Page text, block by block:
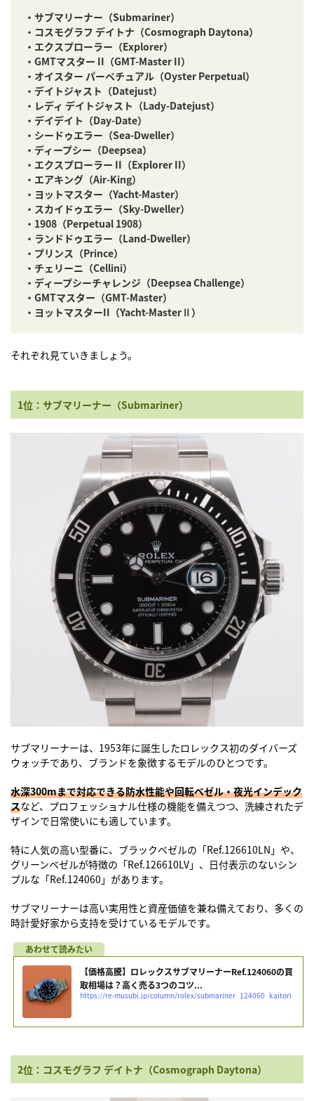
・サブマリーナー（Submariner）
・コスモグラフ デイトナ（Cosmograph Daytona）
・エクスプローラー（Explorer）
・GMTマスター II（GMT-Master II）
・オイスター パーペチュアル（Oyster Perpetual）
・デイトジャスト（Datejust）
・レディ デイトジャスト（Lady-Datejust）
・デイデイト（Day-Date）
・シードゥエラー（Sea-Dweller）
・ディープシー（Deepsea）
・エクスプローラー II（Explorer II）
・エアキング（Air-King）
・ヨットマスター（Yacht-Master）
・スカイドゥエラー（Sky-Dweller）
・1908（Perpetual 1908）
・ランドドゥエラー（Land-Dweller）
・プリンス（Prince）
・チェリーニ（Cellini）
・ディープシーチャレンジ（Deepsea Challenge）
・GMTマスター（GMT-Master）
・ヨットマスターII（Yacht-MasterⅡ）
それぞれ見ていきましょう。
1位：サブマリーナー（Submariner）
サブマリーナーは、1953年に誕生したロレックス初のダイバーズ
ウォッチであり、ブランドを象徴するモデルのひとつです。
水深300mまで対応できる防水性能や回転ベゼル・夜光インデック
スなど、プロフェッショナル仕様の機能を備えつつ、洗練されたデ
ザインで日常使いにも適しています。
特に人気の高い型番に、ブラックベゼルの「Ref.126610LN」や、
グリーンベゼルが特徴の「Ref.126610LV」、日付表示のないシン
プルな「Ref.124060」があります。
サブマリーナーは高い実用性と資産価値を兼ね備えており、多くの
時計愛好家から支持を受けているモデルです。
【価格高騰】ロレックスサブマリーナーRef.124060の買
取相場は？高く売る3つのコツ...
https://re-musubi.jp/column/rolex/submariner_124060_kaitori
2位：コスモグラフ デイトナ（Cosmograph Daytona）